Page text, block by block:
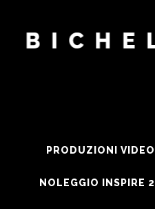
PRODUZIONI VIDEO
NOLEGGIO INSPIRE 2